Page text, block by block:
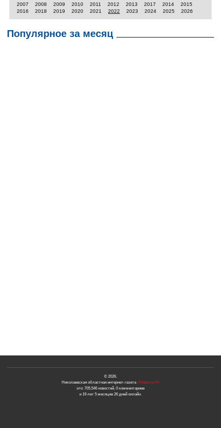
2007 2008 2009 2010 2011 2012 2013 2017 2014
2015
2016
2018 2019 2020 2021 2022 2023 2024 2025 2026
Популярное за месяц
© 2026.
Николаевская областная интернет-газета«Новости N»
это: 705,546 новостей, 0 комментариев
и 19 лет 5 месяцев 26 дней онлайн.